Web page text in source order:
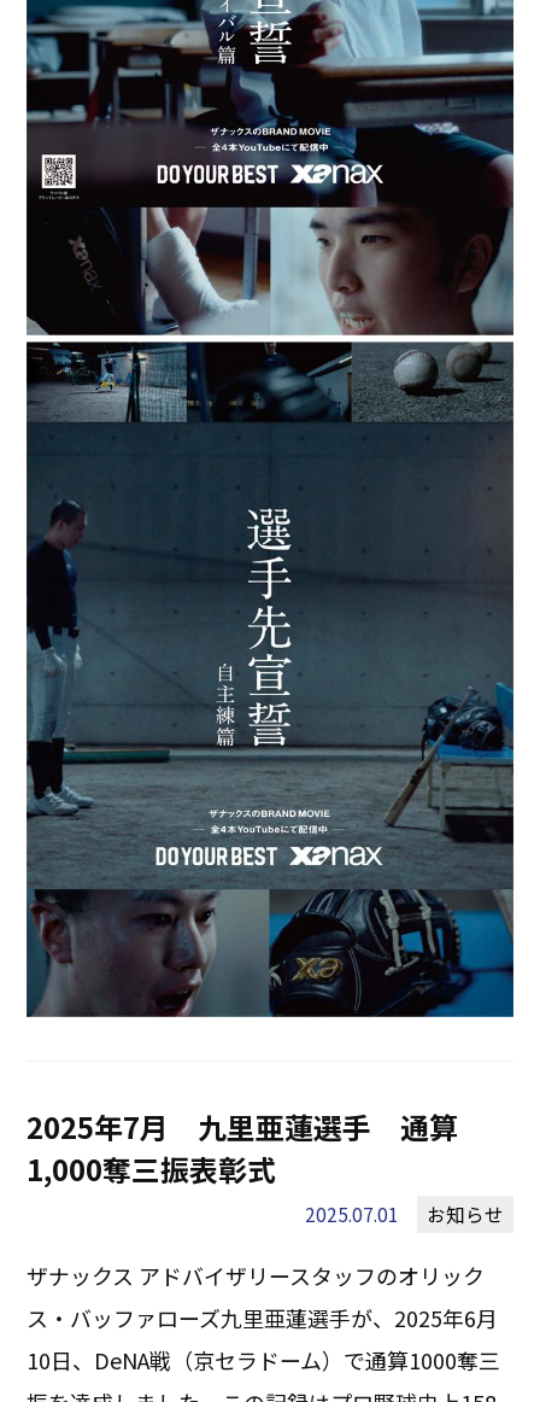
2025年7月 九里亜蓮選手 通算
1,000奪三振表彰式
2025.07.01 お知らせ
ザナックス アドバイザリースタッフのオリック
ス・バッファローズ九里亜蓮選手が、2025年6月
10日、DeNA戦（京セラドーム）で通算1000奪三